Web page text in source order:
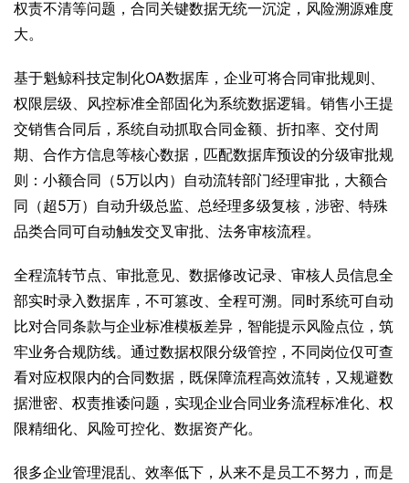
权责不清等问题，合同关键数据无统一沉淀，风险溯源难度
大。
基于魁鲸科技定制化OA数据库，企业可将合同审批规则、
权限层级、风控标准全部固化为系统数据逻辑。销售小王提
交销售合同后，系统自动抓取合同金额、折扣率、交付周
期、合作方信息等核心数据，匹配数据库预设的分级审批规
则：小额合同（5万以内）自动流转部门经理审批，大额合
同（超5万）自动升级总监、总经理多级复核，涉密、特殊
品类合同可自动触发交叉审批、法务审核流程。
全程流转节点、审批意见、数据修改记录、审核人员信息全
部实时录入数据库，不可篡改、全程可溯。同时系统可自动
比对合同条款与企业标准模板差异，智能提示风险点位，筑
牢业务合规防线。通过数据权限分级管控，不同岗位仅可查
看对应权限内的合同数据，既保障流程高效流转，又规避数
据泄密、权责推诿问题，实现企业合同业务流程标准化、权
限精细化、风险可控化、数据资产化。
很多企业管理混乱、效率低下，从来不是员工不努力，而是